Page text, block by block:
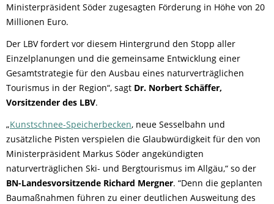
Ministerpräsident Söder zugesagten Förderung in Höhe von 20
Millionen Euro.
Der LBV fordert vor diesem Hintergrund den Stopp aller
Einzelplanungen und die gemeinsame Entwicklung einer
Gesamtstrategie für den Ausbau eines naturverträglichen
Tourismus in der Region“, sagt Dr. Norbert Schäffer,
Vorsitzender des LBV.
„Kunstschnee-Speicherbecken, neue Sesselbahn und
zusätzliche Pisten verspielen die Glaubwürdigkeit für den von
Ministerpräsident Markus Söder angekündigten
naturverträglichen Ski- und Bergtourismus im Allgäu,“ so der
BN-Landesvorsitzende Richard Mergner. “Denn die geplanten
Baumaßnahmen führen zu einer deutlichen Ausweitung des